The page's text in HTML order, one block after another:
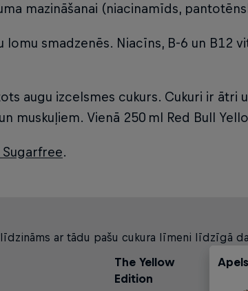
mazināšanai (niacinamīds,
smadzenēs. Niacīns, B-6 un B12
augu izcelsmes cukurs. Cukuri ir
muskuļiem. Vienā 250 ml Red Bull
Sugarfree.
ar tādu pašu cukura līmeni līdzīgā
The Yellow
Edition